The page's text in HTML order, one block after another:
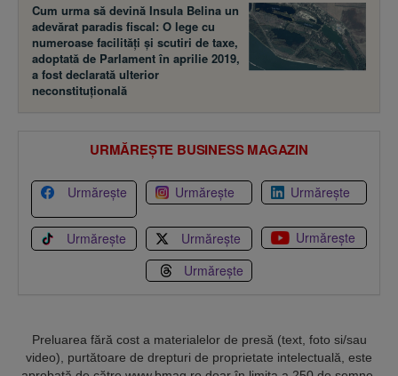
Cum urma să devină Insula Belina un
adevărat paradis fiscal: O lege cu
numeroase facilităţi şi scutiri de taxe,
adoptată de Parlament în aprilie 2019,
a fost declarată ulterior
neconstituţională
URMĂREȘTE BUSINESS MAGAZIN
Urmărește Urmărește Urmărește
Urmărește Urmărește
Urmărește
Urmărește
Preluarea fără cost a materialelor de presă (text, foto si/sau
video), purtătoare de drepturi de proprietate intelectuală, este